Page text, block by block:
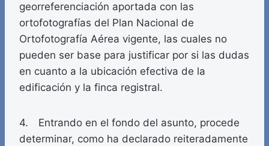
georreferenciación aportada con las
ortofotografías del Plan Nacional de
Ortofotografía Aérea vigente, las cuales no
pueden ser base para justificar por si las dudas
en cuanto a la ubicación efectiva de la
edificación y la finca registral.
4. Entrando en el fondo del asunto, procede
determinar, como ha declarado reiteradamente